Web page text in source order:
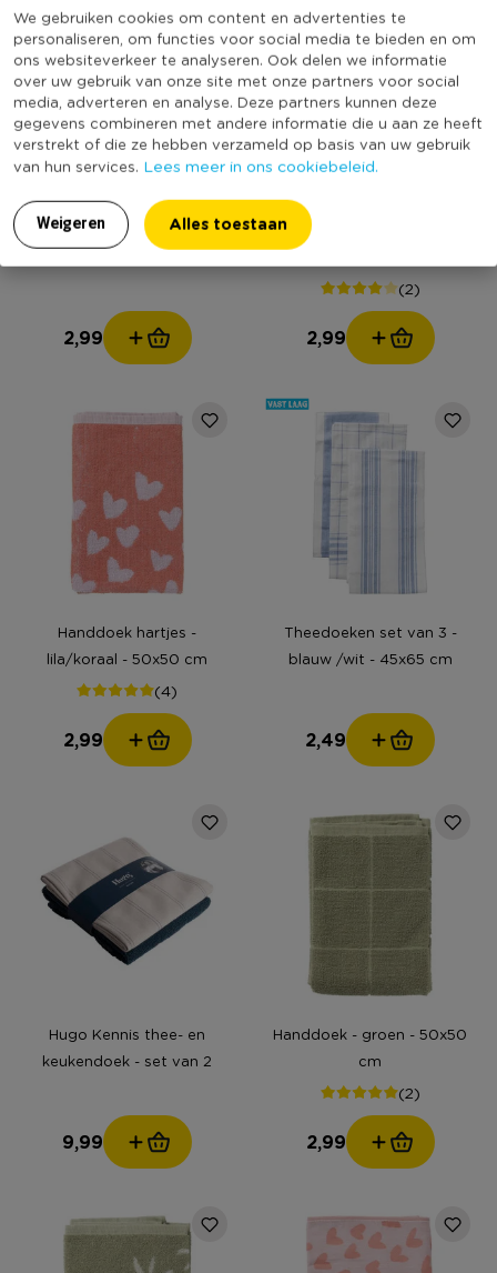
We gebruiken cookies om content en advertenties te
personaliseren, om functies voor social media te bieden en om
ons websiteverkeer te analyseren. Ook delen we informatie
over uw gebruik van onze site met onze partners voor social
media, adverteren en analyse. Deze partners kunnen deze
gegevens combineren met andere informatie die u aan ze heeft
verstrekt of die ze hebben verzameld op basis van uw gebruik
van hun services. Lees meer in ons cookiebeleid.
Weigeren Alles toestaan
Keukendoek animal -
beige/bruin - 50x50 cm
2,99
Theedoek strepen -
groen/wit - 50x70 cm
(2)
2,99
Handdoek hartjes -
lila/koraal - 50x50 cm
(4)
2,99
Theedoeken set van 3 -
blauw /wit - 45x65 cm
2,49
Hugo Kennis thee- en
keukendoek - set van 2
9,99
Handdoek - groen - 50x50
cm
(2)
2,99